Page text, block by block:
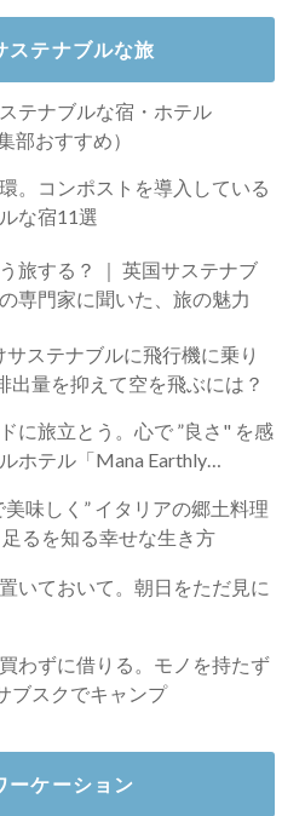
ステナブルな旅
ステナブルな宿・ホテル
部おすすめ）
。コンポストを導入している
な宿11選
｜ 英国サステナブ
専門家に聞いた、旅の魅力
ステナブルに飛行機に乗り
出量を抑えて空を飛ぶには？
に旅立とう。心で ”良さ" を感
ホテル「Mana Earthly
美味しく” イタリアの郷土料理
るを知る幸せな生き方
いておいて。朝日をただ見に
わずに借りる。モノを持たず
ブスクでキャンプ
ーケーション